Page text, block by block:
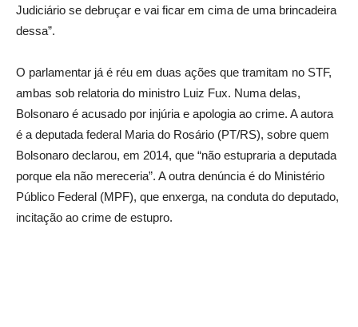
Judiciário se debruçar e vai ficar em cima de uma brincadeira
dessa”.
O parlamentar já é réu em duas ações que tramitam no STF,
ambas sob relatoria do ministro Luiz Fux. Numa delas,
Bolsonaro é acusado por injúria e apologia ao crime. A autora
é a deputada federal Maria do Rosário (PT/RS), sobre quem
Bolsonaro declarou, em 2014, que “não estupraria a deputada
porque ela não mereceria”. A outra denúncia é do Ministério
Público Federal (MPF), que enxerga, na conduta do deputado,
incitação ao crime de estupro.